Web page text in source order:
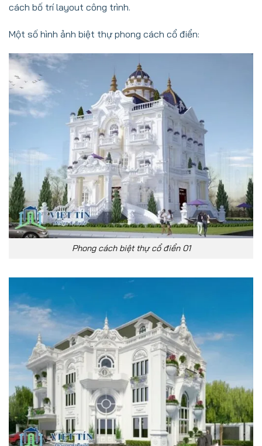
cách bố trí layout công trình.
Một số hình ảnh biệt thự phong cách cổ điển:
Phong cách biệt thự cổ điển 01